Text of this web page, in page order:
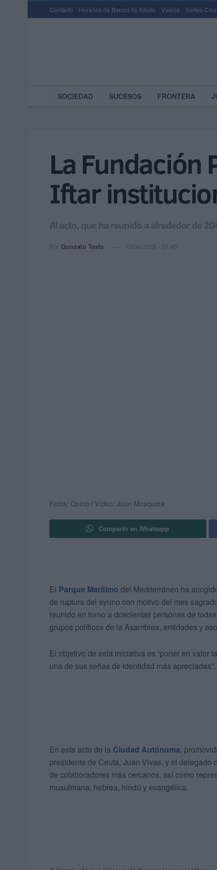
Contacto Horarios de Barcos by Kikoto Vuelos Sorteo
SOCIEDAD SUCESOS FRONTERA
La Fundación
Iftar
Al acto, que ha reunido a alrededor de
Por Gonzalo Testa 13/04/2023 - 21:45
Fotos: Quino / Vídeo: Juan Mosquera
Compartir en Whatsapp
El Parque Marítimo del Mediterráneo ha
de ruptura del ayuno con motivo del mes
reunido en torno a doscientas personas de
grupos políticos de la Asamblea, entidades y
El objetivo de esta iniciativa es “poner en valor
una de sus señas de identidad más apreciadas”.
En este acto de la Ciudad Autónoma,
presidente de Ceuta, Juan Vivas, y el
de colaboradores más cercanos, así como
musulmana, hebrea, hindú y evangélica.